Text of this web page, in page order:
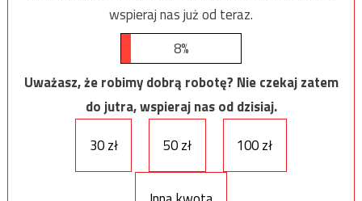
wspieraj nas już od teraz.
8%
Uważasz, że robimy dobrą robotę? Nie czekaj zatem
do jutra, wspieraj nas od dzisiaj.
30 zł
50 zł 100 zł